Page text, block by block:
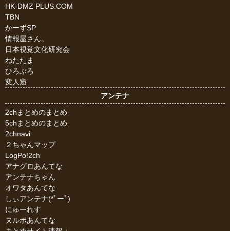
HK-DMZ PLUS.COM
TBN
かーずSP
情報屋さん。
日本視覚文化研究会
ねたたま
ひろぶろ
変人窟
アンテナ
2chまとめのまとめ
5chまとめのまとめ
2chnavi
２ちゃんマップ
LogPo!2ch
アナグロあんてな
アンテナちゃん
オワタあんてな
しぃアンテナ(*ﾟーﾟ)
にゅーれす
ヌルポあんてな